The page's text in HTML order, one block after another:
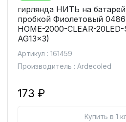
гирлянда НИТЬ на
пробкой Фиолетовый
HOME-2000-CLEAR-
AG13x3)
Артикул : 161459
Производитель : Ardecoled
173 ₽
Купить в 1